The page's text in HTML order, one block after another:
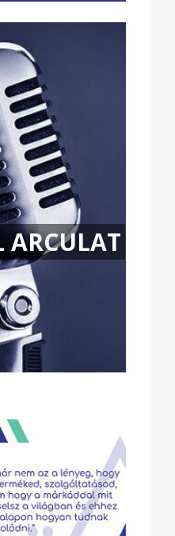
ARCULAT